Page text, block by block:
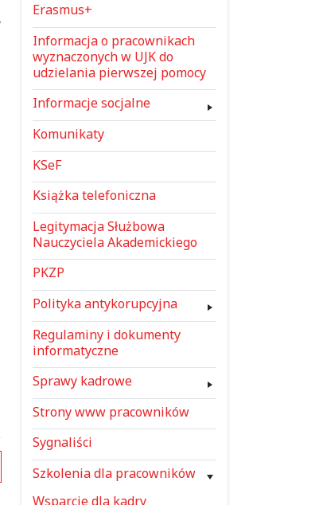
Erasmus+
Informacja o pracownikach
wyznaczonych w UJK do
udzielania pierwszej pomocy
Informacje socjalne
Komunikaty
KSeF
Książka telefoniczna
Legitymacja Służbowa
Nauczyciela Akademickiego
PKZP
Polityka antykorupcyjna
Regulaminy i dokumenty
informatyczne
Sprawy kadrowe
Strony www pracowników
Sygnaliści
Szkolenia dla pracowników
Wsparcie dla kadry